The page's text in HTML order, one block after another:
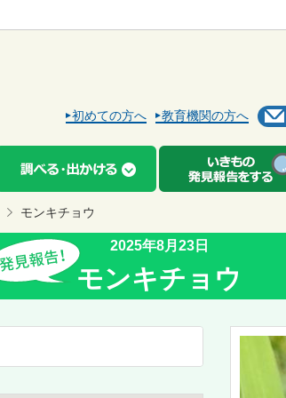
初めての方へ 教育機関の方へ
モンキチョウ
2025年8月23日
モンキチョウ